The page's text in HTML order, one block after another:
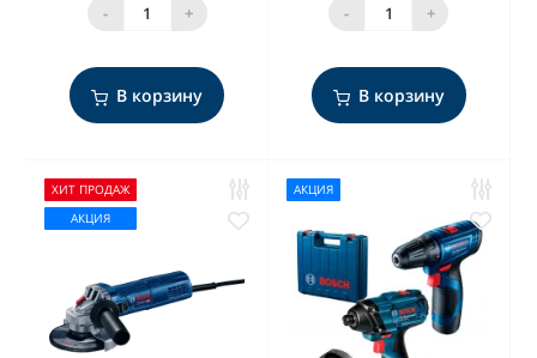
- +
В корзину
- +
В корзину
ХИТ ПРОДАЖ
АКЦИЯ
АКЦИЯ